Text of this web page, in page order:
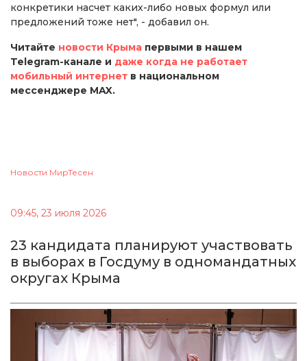
конкретики насчет каких-либо новых формул или
предложений тоже нет", - добавил он.
Читайте новости Крыма первыми в нашем
Telegram-канале и даже когда не работает
мобильный интернет в национальном
мессенджере MAX.
Новости МирТесен
09:45, 23 июля 2026
23 кандидата планируют участвовать
в выборах в Госдуму в одномандатных
округах Крыма